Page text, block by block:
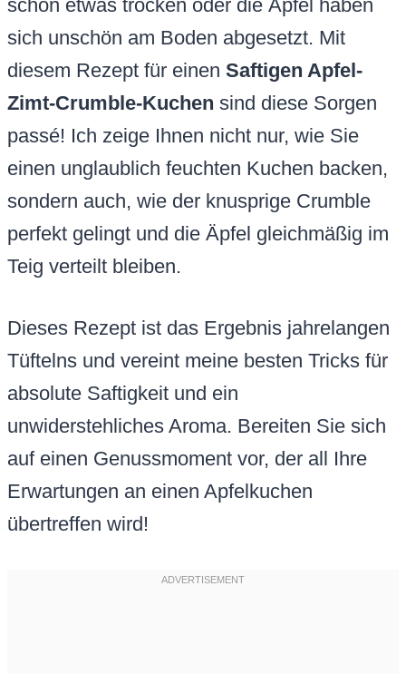
schon etwas trocken oder die Äpfel haben
sich unschön am Boden abgesetzt. Mit
diesem Rezept für einen Saftigen Apfel-
Zimt-Crumble-Kuchen sind diese Sorgen
passé! Ich zeige Ihnen nicht nur, wie Sie
einen unglaublich feuchten Kuchen backen,
sondern auch, wie der knusprige Crumble
perfekt gelingt und die Äpfel gleichmäßig im
Teig verteilt bleiben.
Dieses Rezept ist das Ergebnis jahrelangen
Tüftelns und vereint meine besten Tricks für
absolute Saftigkeit und ein
unwiderstehliches Aroma. Bereiten Sie sich
auf einen Genussmoment vor, der all Ihre
Erwartungen an einen Apfelkuchen
übertreffen wird!